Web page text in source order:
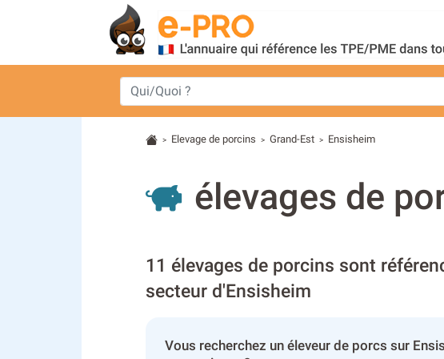
> Elevage de porcins > Grand-Est > Ensisheim
élevages de
11 élevages de porcins sont
secteur d'Ensisheim
Vous recherchez un éleveur de porcs sur